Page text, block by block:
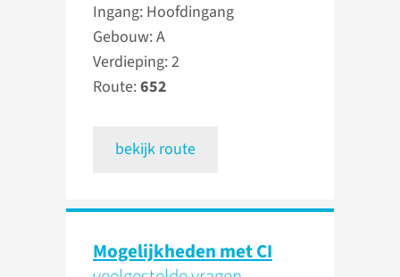
Ingang: Hoofdingang
Gebouw: A
Verdieping: 2
Route:652
bekijk route
Mogelijkheden met CI